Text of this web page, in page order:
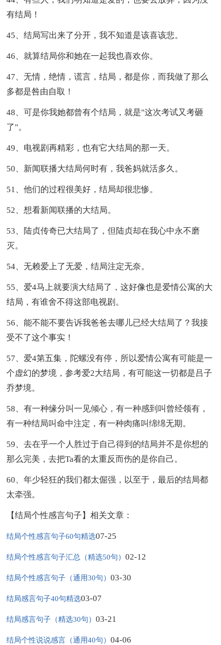
有结局！
45、结局写出来了分开，我不知道是该喜该悲。
46、就算结局你和她在一起我也喜欢你。
47、无情，绝情，谎言，结局，都是你，而我做了那么
多都是咎由自取！
48、可是你我她都曾有个结局，就是"这次考试又考砸
了"。
49、电视剧再精彩，也有它大结局的那一天。
50、新闻联播大结局何时有，我爸妈就活多久。
51、他们的过程很美好，结局却很悲惨。
52、想看新闻联播的大结局。
53、陆贞传奇已大结局了，但陆贞却在我心中永不磨
灭。
54、无赖爱上了无爱，结局注定无奈。
55、爱4马上就要演大结局了，这好像也是爱情公寓的大
结局，有谁舍不得这部电视剧。
56、能不能不要告诉我爸爸去哪儿已经大结局了？我接
受不了这个事实！
57、爱4第五集，陀螺没有停，所以爱情公寓有可能是一
个虚幻的梦境，参考爱2大结局，有可能这一切都是吕子
乔梦境。
58、有一种缘分叫一见倾心，有一种感到叫曾经领有，
有一种结局叫命中注定，有一种肉痛叫绵绵无期。
59、去在乎一个人胜过于自己得到的结局并不是你想的
那么完美，去把Ta看的太重反而伤的是你自己。
60、年少轻狂的我们都太倔强，以至于，最后的结局都
太牵强。
【结局个性感言句子】相关文章：
结局个性感言句子60句精选07-25
结局个性感言句子汇总（精选50句）02-12
结局个性感言句子（通用30句）03-30
结局感言句子40句精选03-07
结局感言句子（精选30句）03-21
结局个性说说感言（通用40句）04-06